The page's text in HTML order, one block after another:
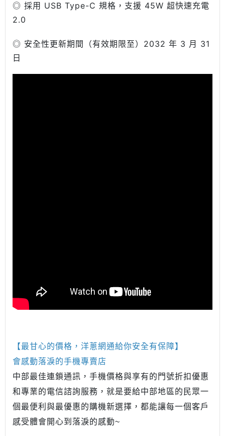
◎ 採用 USB Type-C 規格，支援 45W 超快速充電
2.0
◎ 安全性更新期間（有效期限至）2032 年 3 月 31
日
【最甘心的價格，洋蔥網通給你安全有保障】
會感動落淚的手機專賣店
中部最佳連鎖通訊，手機價格與享有的門號折扣優惠
和專業的電信諮詢服務，就是要給中部地區的民眾一
個最便利與最優惠的購機新選擇，都能讓每一個客戶
感受體會開心到落淚的感動~